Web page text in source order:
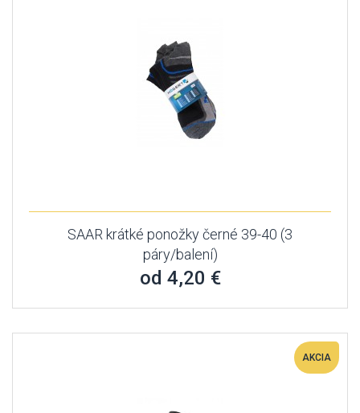
SAAR krátké ponožky černé 39-40 (3
páry/balení)
od 4,20 €
AKCIA